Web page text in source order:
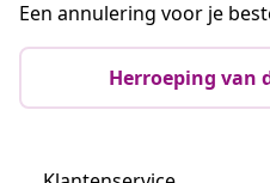
Een annulering voor je
Herroeping van